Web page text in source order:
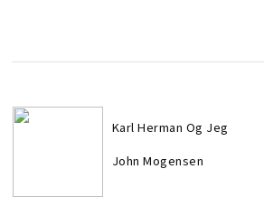
Karl Herman Og Jeg
John Mogensen